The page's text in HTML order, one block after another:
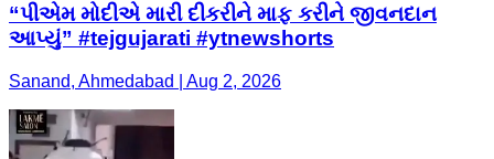
“પીએમ મોદીએ મારી દીકરીને માફ કરીને જીવનદાન
આપ્યું” #tejgujarati #ytnewshorts
Sanand, Ahmedabad | Aug 2, 2026